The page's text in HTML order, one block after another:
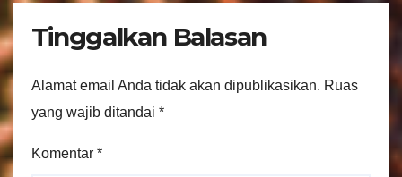
Tinggalkan Balasan
Alamat email Anda tidak akan dipublikasikan. Ruas
yang wajib ditandai *
Komentar *